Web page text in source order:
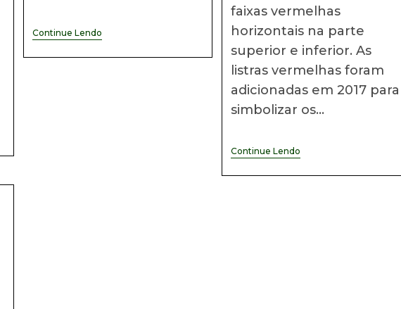
Continue Lendo
SOCIEDADE
DOS
faixas vermelhas
horizontais na parte
superior e inferior. As
listras vermelhas foram
adicionadas em 2017 para
simbolizar os…
Continue Lendo
Bandeira
Oficial